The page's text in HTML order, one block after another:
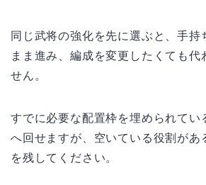
同じ武将の強化を先に選ぶと、手持
まま進み、編成を変更したくても代
せん。
すでに必要な配置枠を埋められてい
へ回せますが、空いている役割があ
を残してください。